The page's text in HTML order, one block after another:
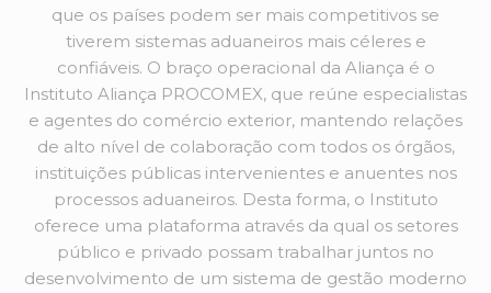
que os países podem ser mais competitivos se
tiverem sistemas aduaneiros mais céleres e
confiáveis. O braço operacional da Aliança é o
Instituto Aliança PROCOMEX, que reúne especialistas
e agentes do comércio exterior, mantendo relações
de alto nível de colaboração com todos os órgãos,
instituições públicas intervenientes e anuentes nos
processos aduaneiros. Desta forma, o Instituto
oferece uma plataforma através da qual os setores
público e privado possam trabalhar juntos no
desenvolvimento de um sistema de gestão moderno